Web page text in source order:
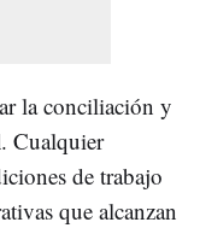
la conciliación y
. Cualquier
de trabajo
que alcanzan